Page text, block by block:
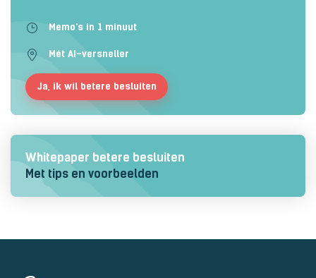
Memo's in 1 minuut
Mét AI-versneller
Ja, ik wil betere besluiten
Whitepaper betere besluiten
Met tips en voorbeelden